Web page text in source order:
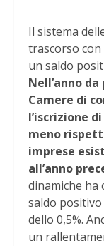
Il sistema
trascorso con
un saldo
Nell’anno
Camere di
l’iscrizione
meno
imprese
all’anno
dinamiche ha
saldo positivo
dello 0,5%.
un